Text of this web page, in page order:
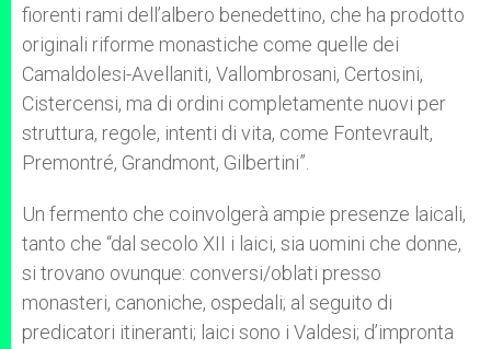
fiorenti rami dell’albero benedettino, che ha prodotto
originali riforme monastiche come quelle dei
Camaldolesi-Avellaniti, Vallombrosani, Certosini,
Cistercensi, ma di ordini completamente nuovi per
struttura, regole, intenti di vita, come Fontevrault,
Premontré, Grandmont, Gilbertini”.
Un fermento che coinvolgerà ampie presenze laicali,
tanto che “dal secolo XII i laici, sia uomini che donne,
si trovano ovunque: conversi/oblati presso
monasteri, canoniche, ospedali; al seguito di
predicatori itineranti; laici sono i Valdesi; d’impronta